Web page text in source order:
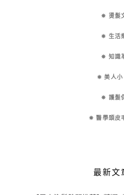
✵ 燙髮
✵ 生活
✵ 知識
✵ 美人
✵ 護髮
✵ 醫學頭皮
最新文